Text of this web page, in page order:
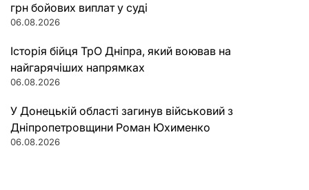
грн бойових виплат у суді
06.08.2026
Історія бійця ТрО Дніпра, який воював на
найгарячіших напрямках
06.08.2026
У Донецькій області загинув військовий з
Дніпропетровщини Роман Юхименко
06.08.2026